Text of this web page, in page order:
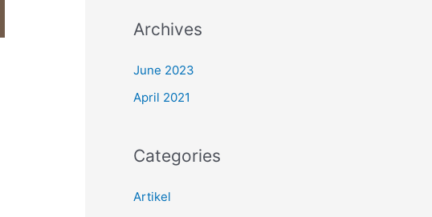
Archives
June 2023
April 2021
Categories
Artikel